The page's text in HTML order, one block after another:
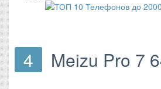
4 Meizu Pro 7